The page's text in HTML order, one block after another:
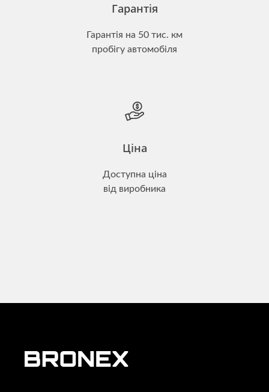
Гарантія
Гарантія на 50 тис. км
пробігу автомобіля
Ціна
Доступна ціна
від виробника